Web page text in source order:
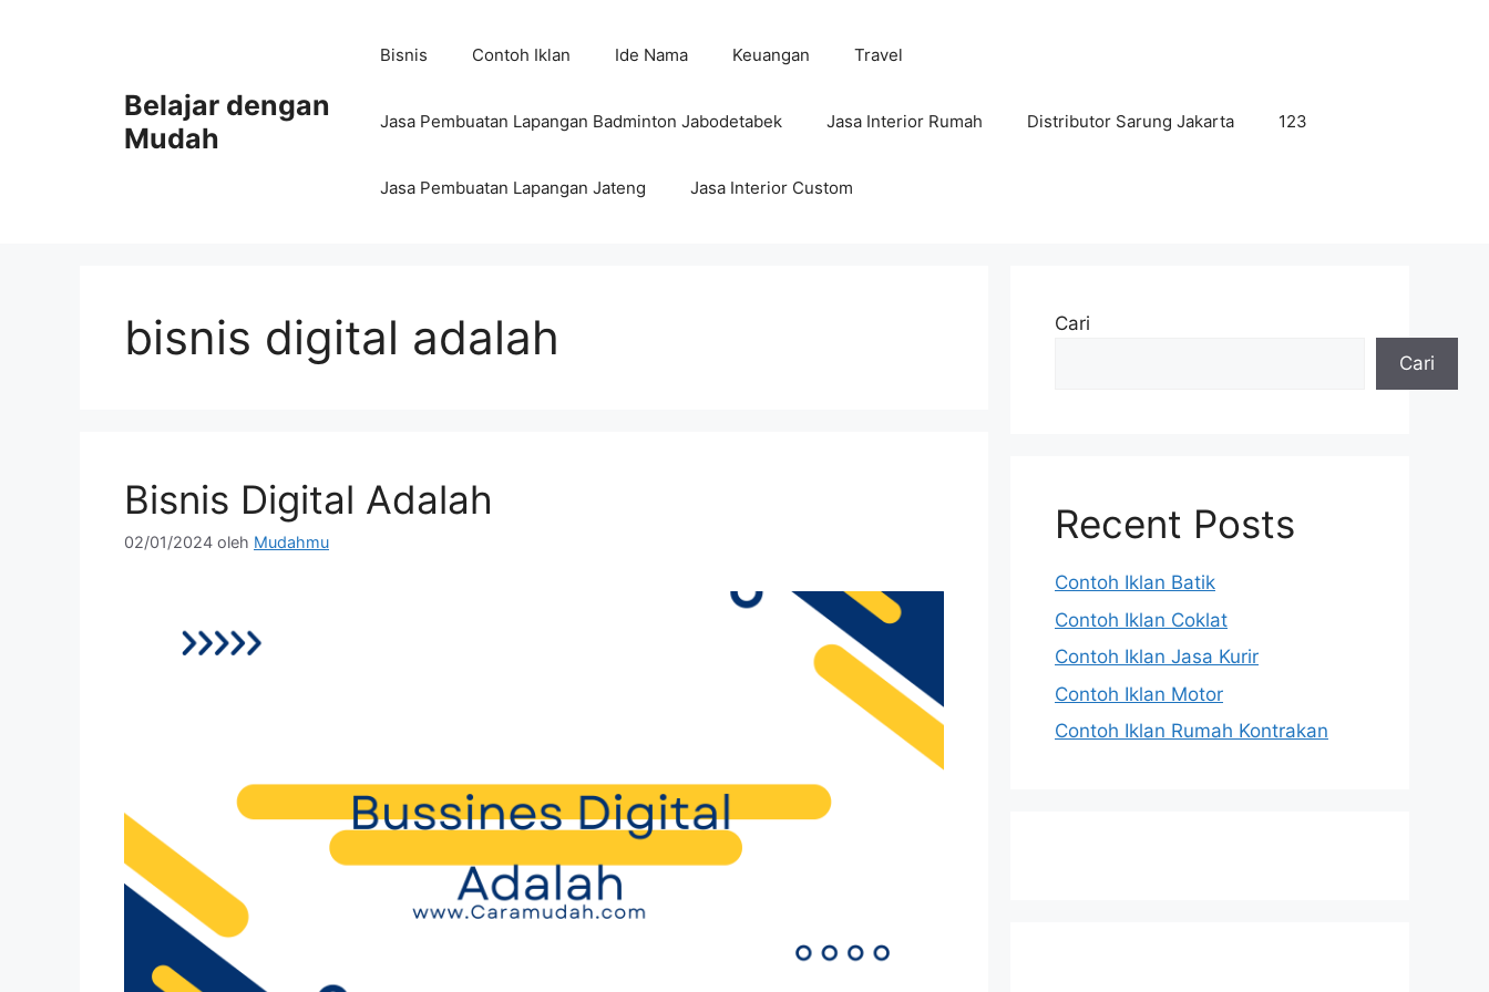
Belajar dengan
Mudah
Bisnis Contoh Iklan Ide Nama Keuangan Travel
Jasa Pembuatan Lapangan Badminton Jabodetabek Jasa Interior Rumah Distributor Sarung Jakarta 123
Jasa Pembuatan Lapangan Jateng Jasa Interior Custom
bisnis digital adalah
Bisnis Digital Adalah
02/01/2024 oleh Mudahmu
Cari
Cari
Recent Posts
Contoh Iklan Batik
Contoh Iklan Coklat
Contoh Iklan Jasa Kurir
Contoh Iklan Motor
Contoh Iklan Rumah Kontrakan